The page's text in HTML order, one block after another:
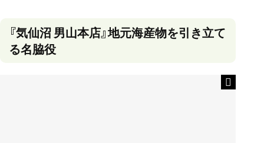
『気仙沼 男山本店』地元海産物を引き立て
る名脇役